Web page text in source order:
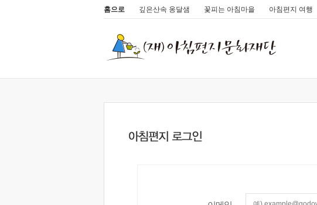
홈으로 깊은산속 옹달샘 꽃피는 아침마을 아침편지 여행